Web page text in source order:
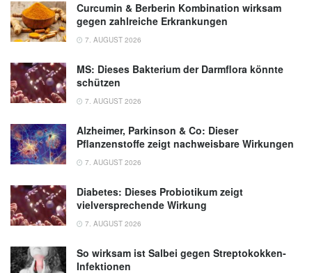
Curcumin & Berberin Kombination wirksam
gegen zahlreiche Erkrankungen
7. AUGUST 2026
MS: Dieses Bakterium der Darmflora könnte
schützen
7. AUGUST 2026
Alzheimer, Parkinson & Co: Dieser
Pflanzenstoffe zeigt nachweisbare Wirkungen
7. AUGUST 2026
Diabetes: Dieses Probiotikum zeigt
vielversprechende Wirkung
7. AUGUST 2026
So wirksam ist Salbei gegen Streptokokken-
Infektionen